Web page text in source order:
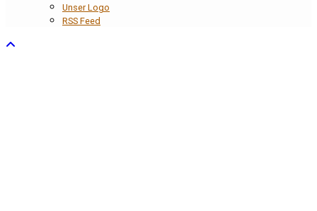
Unser Logo
RSS Feed